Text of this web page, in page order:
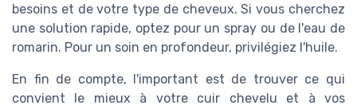
besoins et de votre type de cheveux. Si vous cherchez
une solution rapide, optez pour un spray ou de l'eau de
romarin. Pour un soin en profondeur, privilégiez l'huile.
En fin de compte, l'important est de trouver ce qui
convient le mieux à votre cuir chevelu et à vos